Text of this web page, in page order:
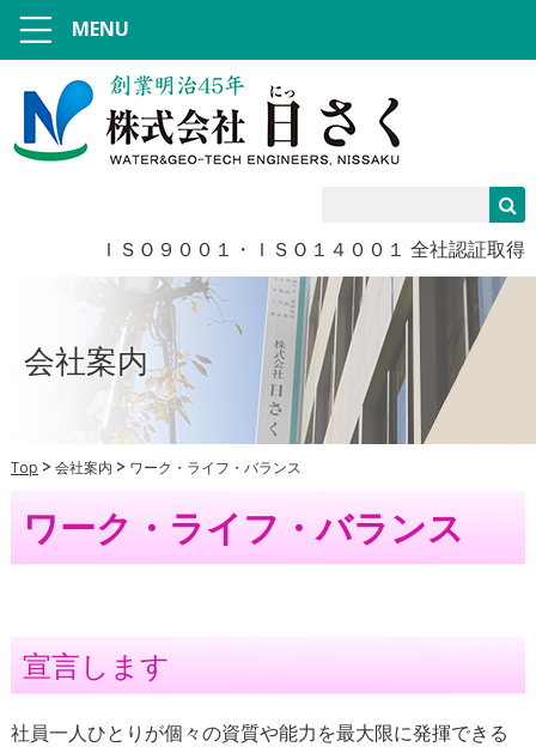
ＩＳＯ９００１・ＩＳＯ１４００１ 全社認証取得
MENU
会社案内
Top 会社案内 ワーク・ライフ・バランス
ワーク・ライフ・バランス
宣言します
社員一人ひとりが個々の資質や能力を最大限に発揮できる